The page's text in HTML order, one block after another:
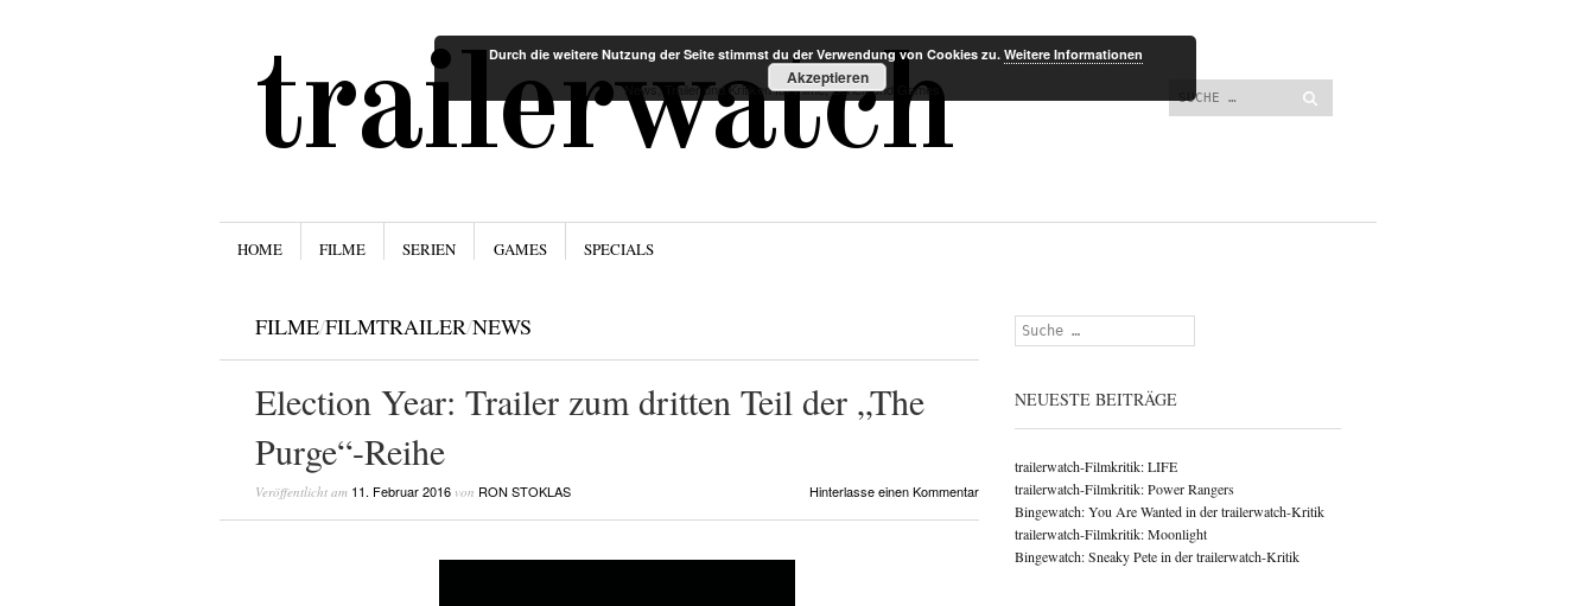
trailerwatch
News, Trailer und Kritiken für Filme, Serien und Games Suchen
Menü
Zum Inhalt springen
ZUM INHALT SPRINGEN
HOME FILME SERIEN GAMES SPECIALS
FILME/FILMTRAILER/NEWS
Election Year: Trailer zum dritten Teil der „The
Purge“-Reihe
Veröffentlicht am 11. Februar 2016von RON STOKLAS Hinterlasse einen Kommentar
Suchen
NEUESTE BEITRÄGE
trailerwatch-Filmkritik: LIFE
trailerwatch-Filmkritik: Power Rangers
Bingewatch: You Are Wanted in der trailerwatch-Kritik
trailerwatch-Filmkritik: Moonlight
Bingewatch: Sneaky Pete in der trailerwatch-Kritik
Durch die weitere Nutzung der Seite stimmst du der Verwendung von Cookies zu. Weitere Informationen
Akzeptieren